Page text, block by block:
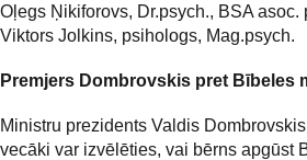
Оļegs Ņikiforovs, Dr.psych., BSA asoc.
Viktors Jolkins, psihologs, Mag.psych.
Premjers Dombrovskis pret Bībeles
Ministru prezidents Valdis
vecāki var izvēlēties, vai bērns apgūst